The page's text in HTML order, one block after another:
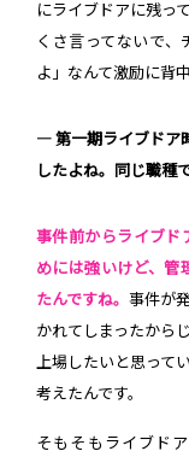
にライブドアに残っ
くさ言ってないで、
よ」なんて激励に背
― 第一期ライブドア
したよね。同じ職種
事件前からライブド
めには強いけど、管
たんですね。事件が
かれてしまったから
上場したいと思って
考えたんです。
そもそもライブド